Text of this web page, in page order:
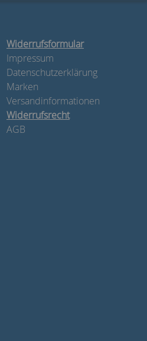
Widerrufsformular
Impressum
Datenschutzerklärung
Marken
Versandinformationen
Widerrufsrecht
AGB